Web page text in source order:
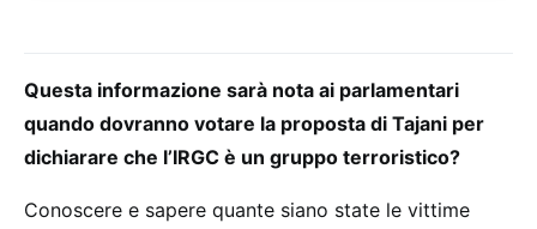
Questa informazione sarà nota ai parlamentari
quando dovranno votare la proposta di Tajani per
dichiarare che l’IRGC è un gruppo terroristico?
Conoscere e sapere quante siano state le vittime